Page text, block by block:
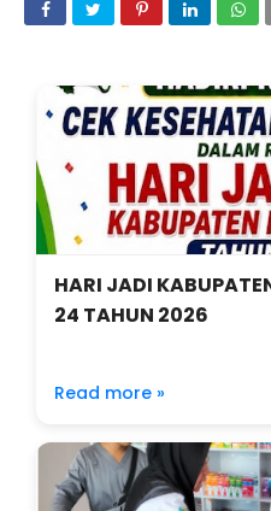
HARI JADI
24 TAHUN 2026
Read more »